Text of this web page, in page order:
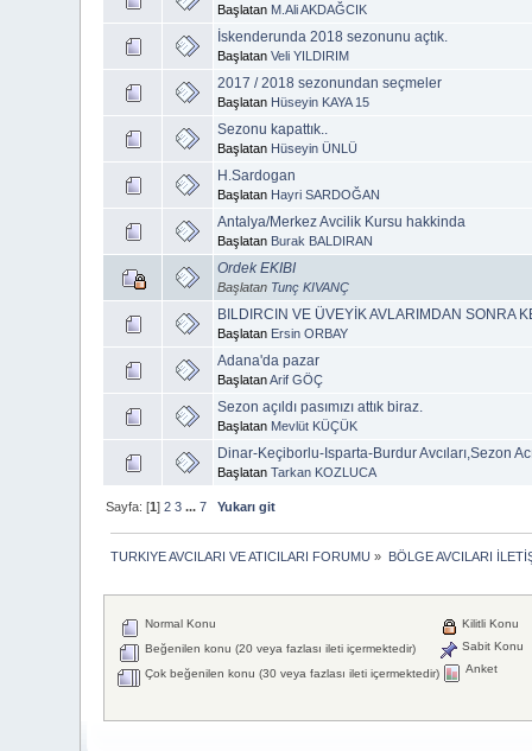
Başlatan M.Ali AKDAĞCIK
İskenderunda 2018 sezonunu açtık.
BaşlatanVeli YILDIRIM
2017 / 2018 sezonundan seçmeler
Başlatan Hüseyin KAYA 15
Sezonu kapattık..
Başlatan Hüseyin ÜNLÜ
H.Sardogan
Başlatan Hayri SARDOĞAN
Antalya/Merkez Avcilik Kursu hakkinda
Başlatan Burak BALDIRAN
Ordek EKIBI
Başlatan Tunç KIVANÇ
BILDIRCIN VE ÜVEYİK AVLARIMDAN SONRA
Başlatan Ersin ORBAY
Adana'da pazar
BaşlatanArif GÖÇ
Sezon açıldı pasımızı attık biraz.
Başlatan Mevlüt KÜÇÜK
Dinar-Keçiborlu-Isparta-Burdur Avcıları,Sezon
BaşlatanTarkan KOZLUCA
Sayfa: [1]2 3 ...7 Yukarı git
TURKIYE AVCILARI VE ATICILARI FORUMU » BÖLGE AVCILARI
Normal Konu
Beğenilen konu (20 veya fazlası ileti içermektedir)
Çok beğenilen konu (30 veya fazlası ileti içermektedir)
Kilitli Konu
Sabit Konu
Anket